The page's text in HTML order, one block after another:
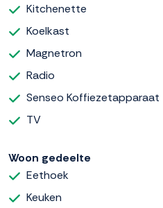
Kitchenette
Koelkast
Magnetron
Radio
Senseo Koffiezetapparaat
TV
Woon gedeelte
Eethoek
Keuken